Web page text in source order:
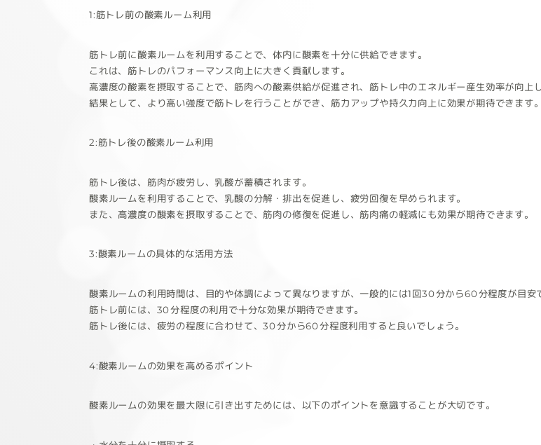
1:筋トレ前の酸素ルーム利用
筋トレ前に酸素ルームを利用することで、体内に酸素を十分に供給できます。
これは、筋トレのパフォーマンス向上に大きく貢献します。
高濃度の酸素を摂取することで、筋肉への酸素供給が促進され、筋トレ中のエネルギー産生効率が向上し
結果として、より高い強度で筋トレを行うことができ、筋力アップや持久力向上に効果が期待できます。
2:筋トレ後の酸素ルーム利用
筋トレ後は、筋肉が疲労し、乳酸が蓄積されます。
酸素ルームを利用することで、乳酸の分解・排出を促進し、疲労回復を早められます。
また、高濃度の酸素を摂取することで、筋肉の修復を促進し、筋肉痛の軽減にも効果が期待できます。
3:酸素ルームの具体的な活用方法
酸素ルームの利用時間は、目的や体調によって異なりますが、一般的には1回30分から60分程度が目安
筋トレ前には、30分程度の利用で十分な効果が期待できます。
筋トレ後には、疲労の程度に合わせて、30分から60分程度利用すると良いでしょう。
4:酸素ルームの効果を高めるポイント
酸素ルームの効果を最大限に引き出すためには、以下のポイントを意識することが大切です。